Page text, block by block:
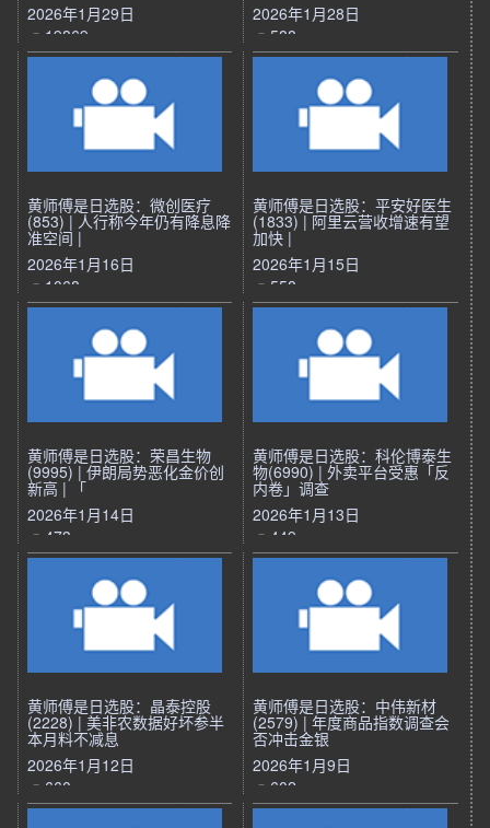
2026年1月29日
19869
2026年1月28日
588
黄师傅是日选股：微创医疗
(853) | 人行称今年仍有降息降
准空间 |
2026年1月16日
1068
黄师傅是日选股：平安好医生
(1833) | 阿里云营收增速有望
加快 |
2026年1月15日
558
黄师傅是日选股：荣昌生物
(9995) | 伊朗局势恶化金价创
新高 | 「
2026年1月14日
473
黄师傅是日选股：科伦博泰生
物(6990) | 外卖平台受惠「反
内卷」调查
2026年1月13日
449
黄师傅是日选股：晶泰控股
(2228) | 美非农数据好坏参半
本月料不减息
2026年1月12日
660
黄师傅是日选股：中伟新材
(2579) | 年度商品指数调查会
否冲击金银
2026年1月9日
602